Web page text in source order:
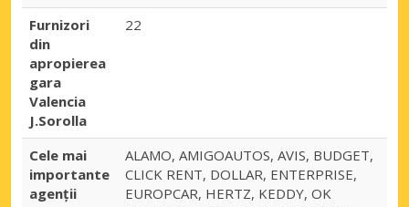
Furnizori
din
apropierea
gara
Valencia
J.Sorolla
22
Cele mai
importante
agenții
ALAMO, AMIGOAUTOS, AVIS, BUDGET,
CLICK RENT, DOLLAR, ENTERPRISE,
EUROPCAR, HERTZ, KEDDY, OK